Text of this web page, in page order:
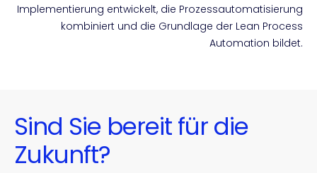
Implementierung entwickelt, die Prozessautomatisierung
kombiniert und die Grundlage der Lean Process
Automation bildet.
Sind Sie bereit für die
Zukunft?